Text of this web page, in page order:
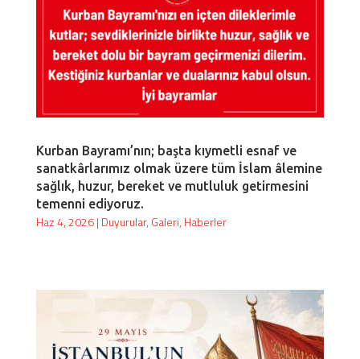
Kurban Bayramı’nın; başta kıymetli esnaf ve
sanatkârlarımız olmak üzere tüm İslam âlemine
sağlık, huzur, bereket ve mutluluk getirmesini
temenni ediyoruz.
Haz 4, 2026| Duyurular, Galeri, Haberler